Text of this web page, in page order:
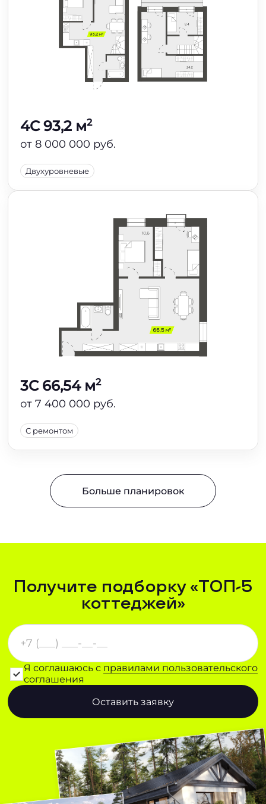
4C 93,2 м2
от 8 000 000 руб.
Двухуровневые
3C 66,54 м2
от 7 400 000 руб.
С ремонтом
Больше планировок
Получите подборку «ТОП-5
коттеджей»
Я соглашаюсь с правилами пользовательского
соглашения